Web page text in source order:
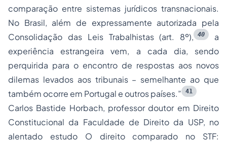
comparação entre sistemas jurídicos transnacionais.
No Brasil, além de expressamente autorizada pela
Consolidação das Leis Trabalhistas (art. 8º), 40
a
experiência estrangeira vem, a cada dia, sendo
perquirida para o encontro de respostas aos novos
dilemas levados aos tribunais – semelhante ao que
também ocorre em Portugal e outros países.”
41
Carlos Bastide Horbach, professor doutor em Direito
Constitucional da Faculdade de Direito da USP, no
alentado estudo O direito comparado no STF: